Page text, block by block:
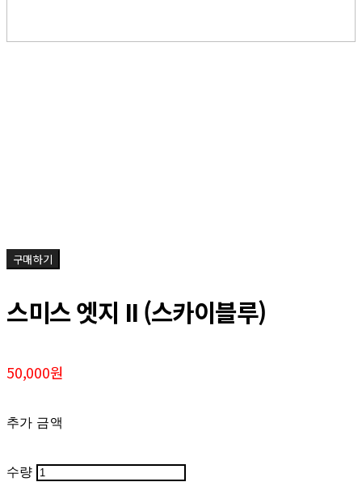
구매하기
스미스 엣지 II (스카이블루)
50,000원
추가 금액
수량